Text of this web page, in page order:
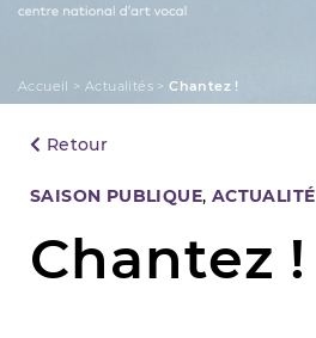
Accueil >Actualités >Chantez !
Retour
Categories
SAISON PUBLIQUE, ACTUALITÉ
Chantez !